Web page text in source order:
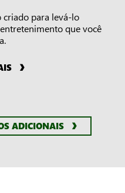
para levá-lo
que você
ADICIONAIS